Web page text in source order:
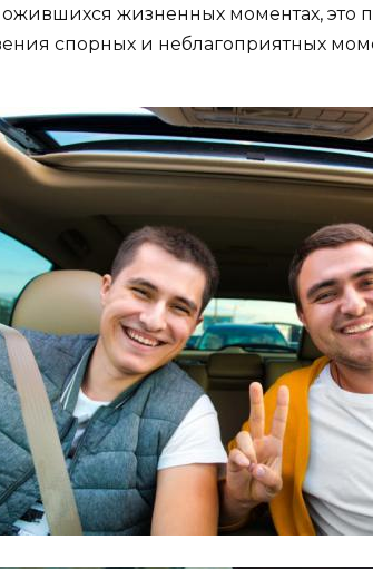
жизненных моментах, это
спорных и неблагоприятных